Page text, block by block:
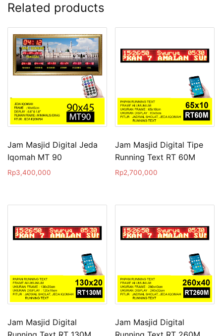
Related products
Jam Masjid Digital Jeda
Iqomah MT 90
Rp3,400,000
Jam Masjid Digital Tipe
Running Text RT 60M
Rp2,700,000
Jam Masjid Digital
Jam Masjid Digital